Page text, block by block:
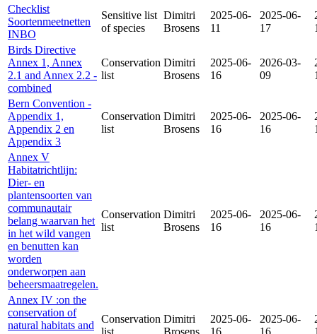
Checklist
Soortenmeetnetten
INBO
Sensitive list
of species
Dimitri
Brosens
2025-06-
11
2025-06-
17
Birds Directive
Annex 1, Annex
2.1 and Annex 2.2 -
combined
Conservation
list
Dimitri
Brosens
2025-06-
16
2026-03-
09
Bern Convention -
Appendix 1,
Appendix 2 en
Appendix 3
Conservation
list
Dimitri
Brosens
2025-06-
16
2025-06-
16
Annex V
Habitatrichtlijn:
Dier- en
plantensoorten van
communautair
belang waarvan het
in het wild vangen
en benutten kan
worden
onderworpen aan
beheersmaatregelen.
Conservation
list
Dimitri
Brosens
2025-06-
16
2025-06-
16
Annex IV :on the
conservation of
natural habitats and
Conservation
list
Dimitri
Brosens
2025-06-
16
2025-06-
16